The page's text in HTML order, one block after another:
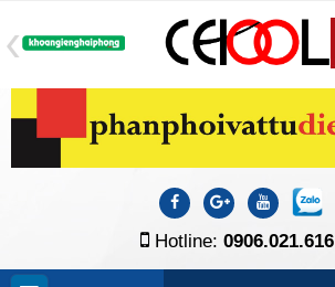
Hotline: 0906.021.616